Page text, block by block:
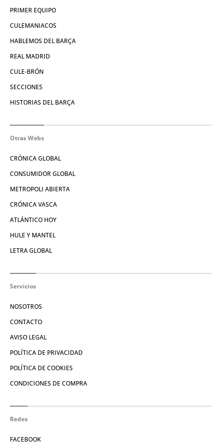
PRIMER EQUIPO
CULEMANIACOS
HABLEMOS DEL BARÇA
REAL MADRID
CULE-BRÓN
SECCIONES
HISTORIAS DEL BARÇA
Otras Webs
CRÓNICA GLOBAL
CONSUMIDOR GLOBAL
METROPOLI ABIERTA
CRÓNICA VASCA
ATLÁNTICO HOY
HULE Y MANTEL
LETRA GLOBAL
Servicios
NOSOTROS
CONTACTO
AVISO LEGAL
POLÍTICA DE PRIVACIDAD
POLÍTICA DE COOKIES
CONDICIONES DE COMPRA
Redes
FACEBOOK